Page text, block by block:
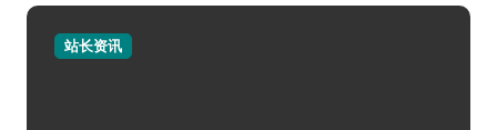
站长资讯